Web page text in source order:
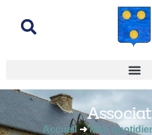
Accueil➜Mon